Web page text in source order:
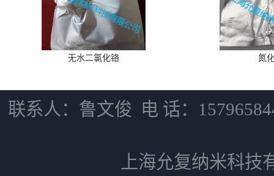
无水二氯化铬 氮
联系人：鲁文俊 电 话：
上海允复纳米科技